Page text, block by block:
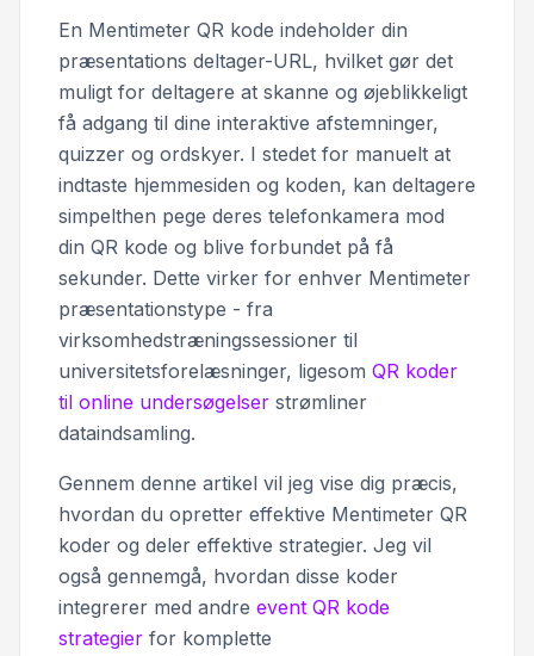
En Mentimeter QR kode indeholder din
præsentations deltager-URL, hvilket gør det
muligt for deltagere at skanne og øjeblikkeligt
få adgang til dine interaktive afstemninger,
quizzer og ordskyer. I stedet for manuelt at
indtaste hjemmesiden og koden, kan deltagere
simpelthen pege deres telefonkamera mod
din QR kode og blive forbundet på få
sekunder. Dette virker for enhver Mentimeter
præsentationstype - fra
virksomhedstræningssessioner til
universitetsforelæsninger, ligesom QR koder
til online undersøgelser strømliner
dataindsamling.
Gennem denne artikel vil jeg vise dig præcis,
hvordan du opretter effektive Mentimeter QR
koder og deler effektive strategier. Jeg vil
også gennemgå, hvordan disse koder
integrerer med andre event QR kode
strategier for komplette